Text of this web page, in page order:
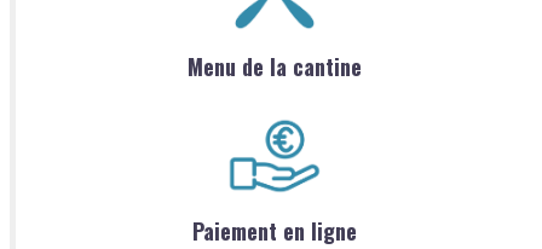
Menu de la cantine
Paiement en ligne